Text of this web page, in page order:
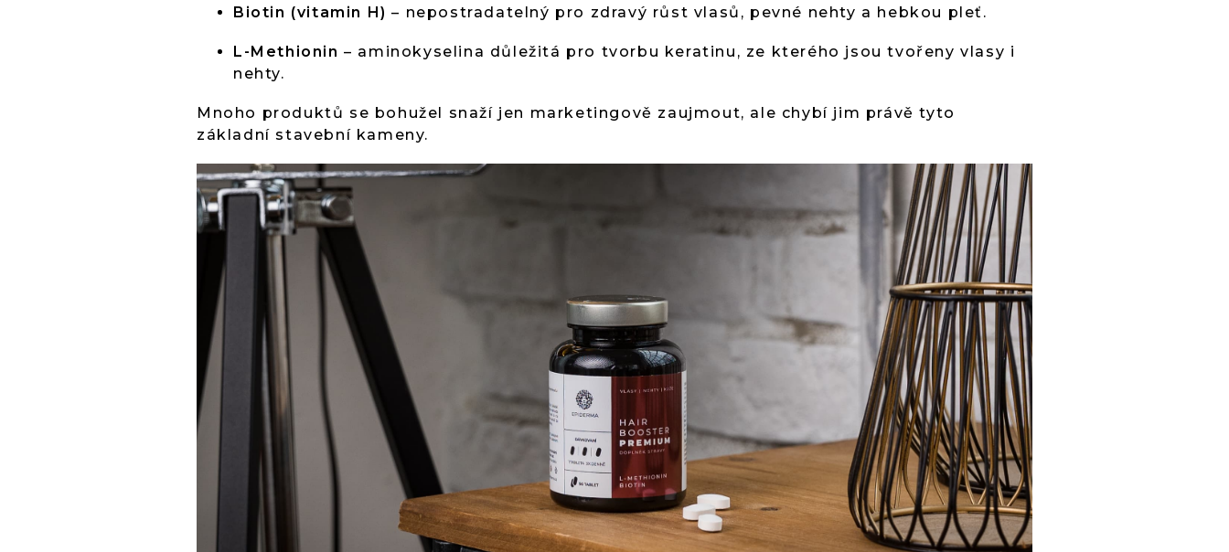
Biotin (vitamin H) – nepostradatelný pro zdravý růst vlasů, pevné nehty a hebkou pleť.
L-Methionin – aminokyselina důležitá pro tvorbu keratinu, ze kterého jsou tvořeny vlasy i
nehty.
Mnoho produktů se bohužel snaží jen marketingově zaujmout, ale chybí jim právě tyto
základní stavební kameny.